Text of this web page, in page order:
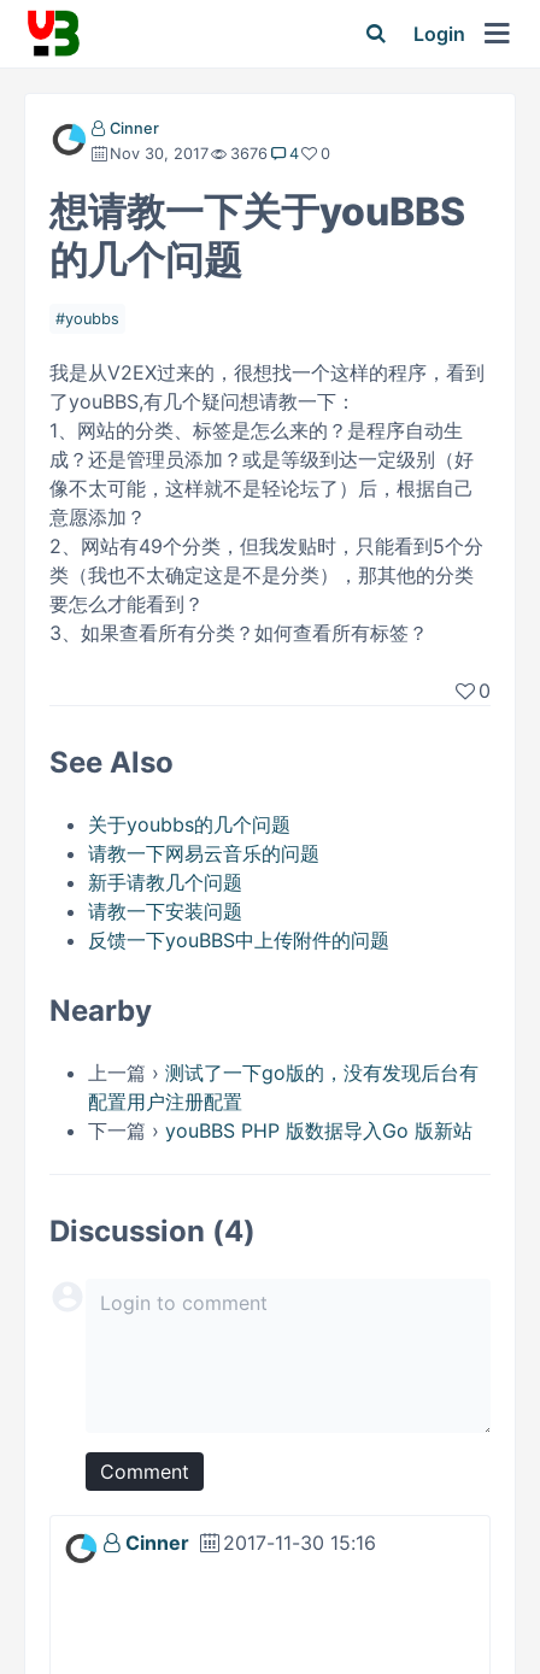
Login
Cinner
Nov 30, 2017
3676 4 0
想请教一下关于youBBS
的几个问题
youbbs
我是从V2EX过来的，很想找一个这样的程序，看到
了youBBS,有几个疑问想请教一下：
1、网站的分类、标签是怎么来的？是程序自动生
成？还是管理员添加？或是等级到达一定级别（好
像不太可能，这样就不是轻论坛了）后，根据自己
意愿添加？
2、网站有49个分类，但我发贴时，只能看到5个分
类（我也不太确定这是不是分类），那其他的分类
要怎么才能看到？
3、如果查看所有分类？如何查看所有标签？
0
See Also
关于youbbs的几个问题
请教一下网易云音乐的问题
新手请教几个问题
请教一下安装问题
反馈一下youBBS中上传附件的问题
Nearby
上一篇 › 测试了一下go版的，没有发现后台有
配置用户注册配置
下一篇 › youBBS PHP 版数据导入Go 版新站
Discussion (4)
Comment
Cinner 2017-11-30 15:16